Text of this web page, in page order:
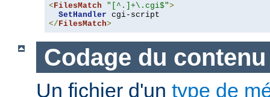
< FilesMatch "[^.]+\.cgi$">
SetHandler
</ FilesMatch>
Codage du contenu
Un fichier d'un type de